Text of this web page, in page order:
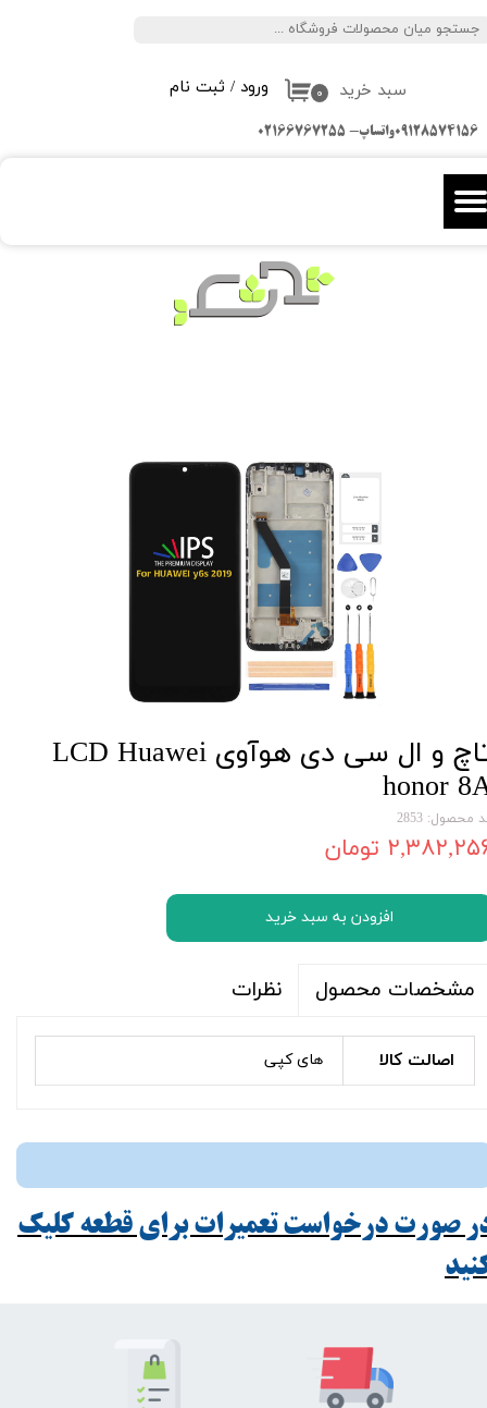
ورود / ثبت نام
تغییر گذر واژه
سفارشات
خروج از حساب کاربری
۰ سبد خرید
تاچ و ال سی دی هوآوی LCD Huawei
honor
محصول: 2853
تومان
افزودن به سبد خرید
مشخصات محصول نظرات
اصالت کالا های کپی
صورت درخواست تعمیرات برای قطعه کلیک